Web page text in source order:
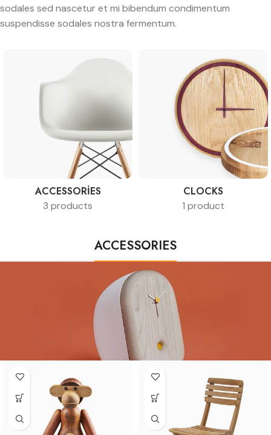
sodales sed nascetur et mi bibendum condimentum
suspendisse sodales nostra fermentum.
ACCESSORIES
3 products
CLOCKS
1 product
ACCESSORIES